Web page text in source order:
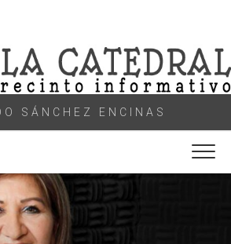
SÁNCHEZ ENCINAS